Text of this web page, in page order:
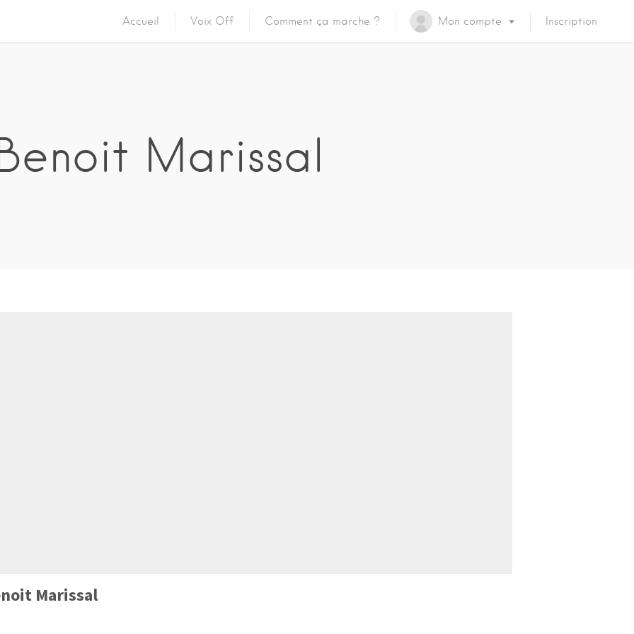
Accueil Voix Off Comment ça marche ? Mon compte Inscription
Marissal
Marissal